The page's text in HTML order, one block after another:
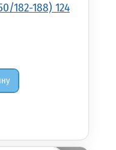
182-188) 124